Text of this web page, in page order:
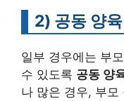
2) 공동 양
일부 경우에는 부
수 있도록 공동 양
나 많은 경우, 부모